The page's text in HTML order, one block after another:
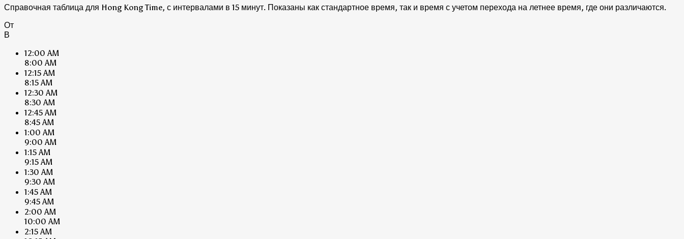
Справочная таблица для Hong Kong Time, с интервалами в 15 минут. Показаны как стандартное время, так и время с учетом перехода на летнее время, где они различаются.
От
В
12:00 AM
8:00 AM
12:15 AM
8:15 AM
12:30 AM
8:30 AM
12:45 AM
8:45 AM
1:00 AM
9:00 AM
1:15 AM
9:15 AM
1:30 AM
9:30 AM
1:45 AM
9:45 AM
2:00 AM
10:00 AM
2:15 AM